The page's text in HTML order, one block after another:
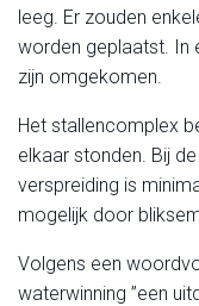
leeg. Er zouden
worden geplaatst. In
zijn omgekomen.
Het stallencomplex
elkaar stonden. Bij
verspreiding is
mogelijk door
Volgens een
waterwinning ”een